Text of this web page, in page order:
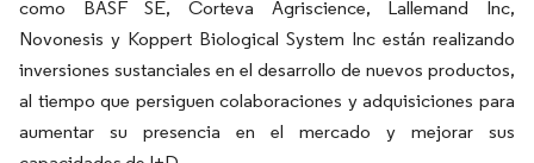
como BASF SE, Corteva Agriscience, Lallemand Inc,
Novonesis y Koppert Biological System Inc están realizando
inversiones sustanciales en el desarrollo de nuevos productos,
al tiempo que persiguen colaboraciones y adquisiciones para
aumentar su presencia en el mercado y mejorar sus